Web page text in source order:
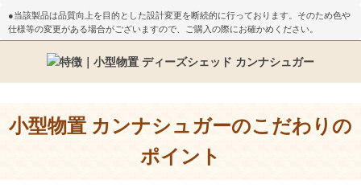
●当該製品は品質向上を目的とした設計変更を断続的に行っております。そのため色や
仕様等の変更がある場合がございますので、ご購入の際にお確かめください。
小型物置 カンナシュガーのこだわりの
ポイント